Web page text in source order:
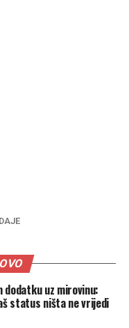
dodatku uz mirovinu:
status ništa ne vrijedi